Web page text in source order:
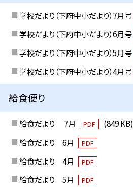
学校だより（下府中小だより）7月号
学校だより（下府中小だより）6月号
学校だより（下府中小だより）5月号
学校だより（下府中小だより）4月号
給食便り
給食だより 7月 PDF
(849 KB)
給食だより 6月
PDF
給食だより 4月 PDF
給食だより 5月 PDF